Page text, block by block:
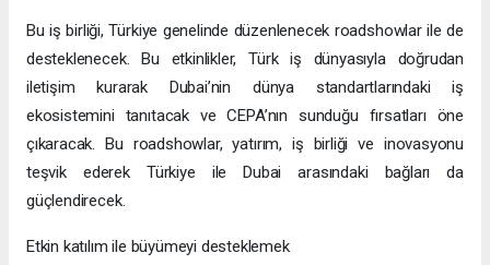
Bu iş birliği, Türkiye genelinde düzenlenecek roadshowlar ile de
desteklenecek. Bu etkinlikler, Türk iş dünyasıyla doğrudan
iletişim kurarak Dubai’nin dünya standartlarındaki iş
ekosistemini tanıtacak ve CEPA’nın sunduğu fırsatları öne
çıkaracak. Bu roadshowlar, yatırım, iş birliği ve inovasyonu
teşvik ederek Türkiye ile Dubai arasındaki bağları da
güçlendirecek.
Etkin katılım ile büyümeyi desteklemek